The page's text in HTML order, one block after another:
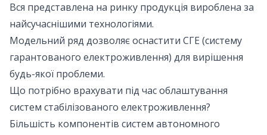
Вся представлена ​​на ринку продукція вироблена за
найсучаснішими технологіями.
Модельний ряд дозволяє оснастити СГЕ (систему
гарантованого електроживлення) для вирішення
будь-якої проблеми.
Що потрібно врахувати під час облаштування
систем стабілізованого електроживлення?
Більшість компонентів систем автономного